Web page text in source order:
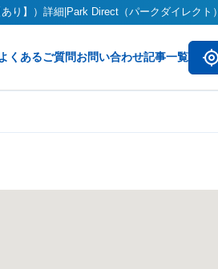
り】）詳細|Park Direct（パークダイレクト）
よくあるご質問お問い合わせ記事一覧